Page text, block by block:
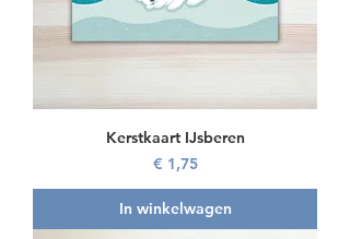
Kerstkaart IJsberen
Prijs
€ 1,75
In winkelwagen